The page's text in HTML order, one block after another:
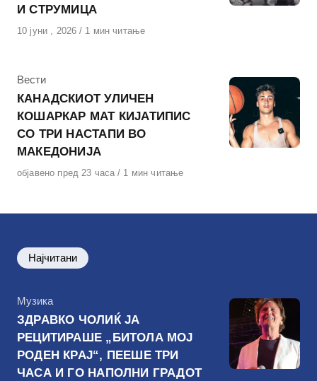
И СТРУМИЦА
Објавено
10 јуни , 2026 1 мин читање
КАтегорија
Вести
КАНАДСКИОТ УЛИЧЕН
КОШАРКАР МАТ КИЈАТИПИС
СО ТРИ НАСТАПИ ВО
МАКЕДОНИЈА
Објавено
објавено пред 23 часа 1 мин читање
Најчитани
КАтегорија
Музика
ЗДРАВКО ЧОЛИЌ ЈА
РЕЦИТИРАШЕ „БИТОЛА МОЈ
РОДЕН КРАЈ“, ПЕЕШЕ ТРИ
ЧАСА И ГО НАПОЛНИ ГРАДОТ